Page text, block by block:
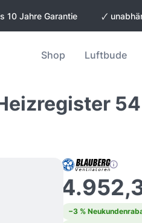
10 Jahre Garantie 🗸
Shop Luftbude
−3 %